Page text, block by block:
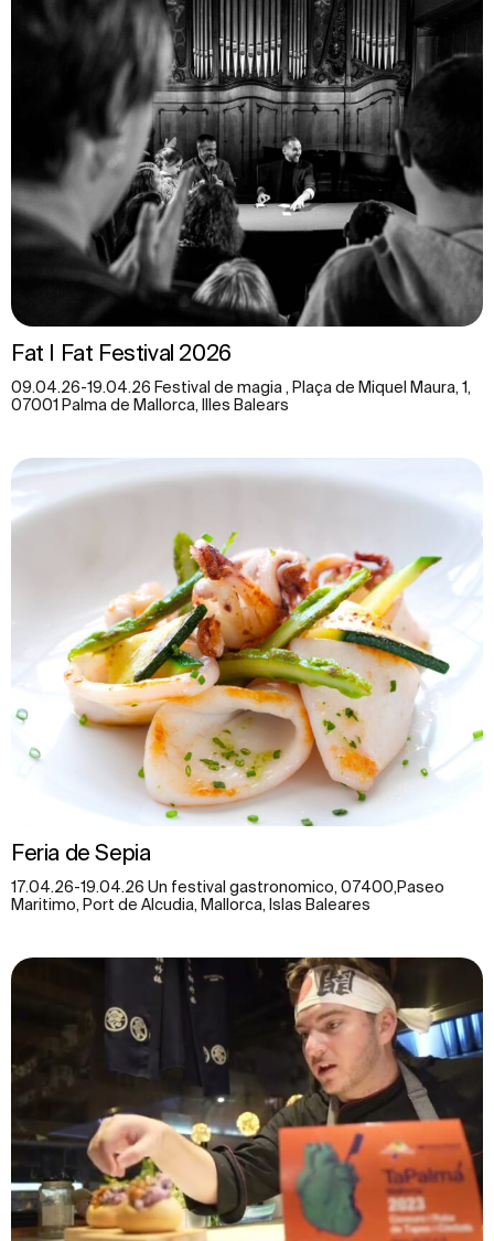
Fat I Fat Festival 2026
09.04.26-19.04.26 Festival de magia , Plaça de Miquel Maura, 1,
07001 Palma de Mallorca, Illes Balears
Feria de Sepia
17.04.26-19.04.26 Un festival gastronomico, 07400,Paseo
Maritimo, Port de Alcudia, Mallorca, Islas Baleares